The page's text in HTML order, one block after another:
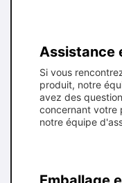
Assistance
Si vous
produit, notre
avez des
concernant votre
notre équipe